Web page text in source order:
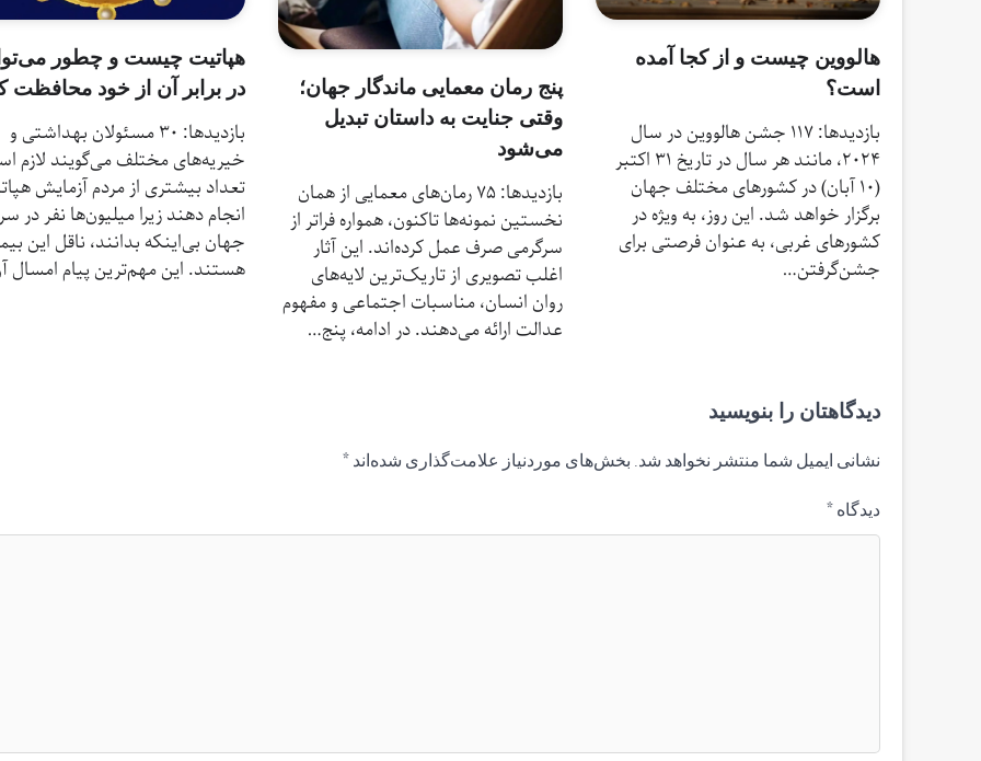
هالووین چیست و از کجا آمده
است؟
بازدیدها: 117 جشن هالووین در سال
۲۰۲۴، مانند هر سال در تاریخ ۳۱ اکتبر
(۱۰ آبان) در کشورهای مختلف جهان
برگزار خواهد شد. این روز، به ویژه در
کشورهای غربی، به عنوان فرصتی برای
جشن‌گرفتن…
پنج رمان معمایی ماندگار جهان؛
وقتی جنایت به داستان تبدیل
می‌شود
بازدیدها: 75 رمان‌های معمایی از همان
نخستین نمونه‌ها تاکنون، همواره فراتر از
سرگرمی صرف عمل کرده‌اند. این آثار
اغلب تصویری از تاریک‌ترین لایه‌های
روان انسان، مناسبات اجتماعی و مفهوم
عدالت ارائه می‌دهند. در ادامه، پنج…
هپاتیت چیست و چطور
در برابر آن از خود محافظت
بازدیدها: 30 مسئولان بهداشتی و
خیریه‌های مختلف می‌گویند لازم
تعداد بیشتری از مردم آزمایش
انجام دهند زیرا میلیون‌ها نفر در
جهان بی‌اینکه بدانند، ناقل این
هستند. این مهم‌ترین پیام امسال
دیدگاهتان را بنویسید
نشانی ایمیل شما منتشر نخواهد شد. بخش‌های موردنیاز علامت‌گذاری شده‌اند *
دیدگاه *